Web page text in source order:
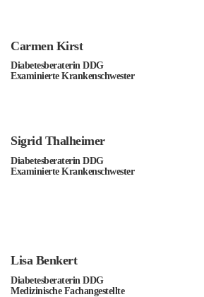
Carmen Kirst
Diabetesberaterin DDG
Examinierte Krankenschwester
Sigrid Thalheimer
Diabetesberaterin DDG
Examinierte Krankenschwester
Lisa Benkert
Diabetesberaterin DDG
Medizinische Fachangestellte